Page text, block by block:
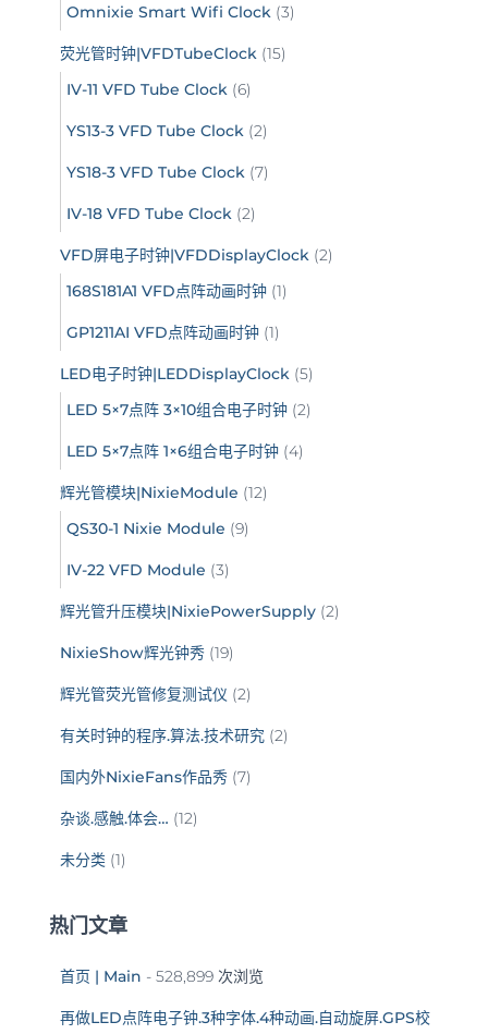
Omnixie Smart Wifi Clock (3)
荧光管时钟|VFDTubeClock (15)
IV-11 VFD Tube Clock (6)
YS13-3 VFD Tube Clock (2)
YS18-3 VFD Tube Clock (7)
IV-18 VFD Tube Clock (2)
VFD屏电子时钟|VFDDisplayClock (2)
168S181A1 VFD点阵动画时钟 (1)
GP1211AI VFD点阵动画时钟 (1)
LED电子时钟|LEDDisplayClock (5)
LED 5×7点阵 3×10组合电子时钟 (2)
LED 5×7点阵 1×6组合电子时钟 (4)
辉光管模块|NixieModule (12)
QS30-1 Nixie Module (9)
IV-22 VFD Module (3)
辉光管升压模块|NixiePowerSupply (2)
NixieShow辉光钟秀 (19)
辉光管荧光管修复测试仪 (2)
有关时钟的程序.算法.技术研究 (2)
国内外NixieFans作品秀 (7)
杂谈.感触.体会… (12)
未分类 (1)
热门文章
首页 | Main - 528,899 次浏览
再做LED点阵电子钟.3种字体.4种动画.自动旋屏.GPS校